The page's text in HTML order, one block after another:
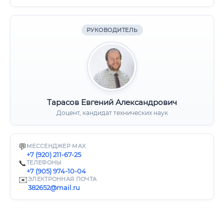
РУКОВОДИТЕЛЬ
Тарасов Евгений Александрович
Доцент, кандидат технических наук
💬 МЕССЕНДЖЕР MAX
+7 (920) 211-67-25
📞ТЕЛЕФОНЫ
+7 (905) 974-10-04
✉️ЭЛЕКТРОННАЯ ПОЧТА
382652@mail.ru